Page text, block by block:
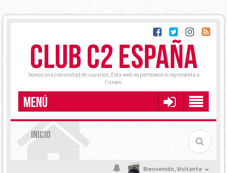
CLUB C2 ESPAÑA
Somos una comunidad de usuarios. Esta web no pertenece ni representa a
Citroën.
MENÚ
INICIO
Bienvenido,Visitante